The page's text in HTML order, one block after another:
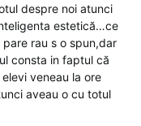
despre noi atunci
estetică…ce
rau s o spun,dar
consta in faptul că
veneau la ore
aveau o cu totul